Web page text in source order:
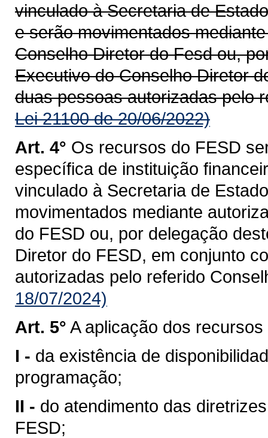
vinculado à Secretaria de
e serão movimentados
Conselho Diretor do Fesd ou,
Executivo do Conselho Diretor
duas pessoas autorizadas pelo
Lei 21100 de 20/06/2022)
Art. 4° Os recursos do FESD
específica de instituição
vinculado à Secretaria de
movimentados mediante
do FESD ou, por delegação
Diretor do FESD, em conjunto
autorizadas pelo referido
18/07/2024)
Art. 5° A aplicação dos
I - da existência de
programação;
II - do atendimento das
FESD;